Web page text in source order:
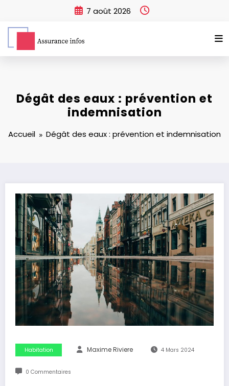
7 août 2026
Dégât des eaux : prévention et
indemnisation
Accueil Dégât des eaux : prévention et indemnisation
Habitation Maxime Riviere 4 Mars 2024
0 Commentaires